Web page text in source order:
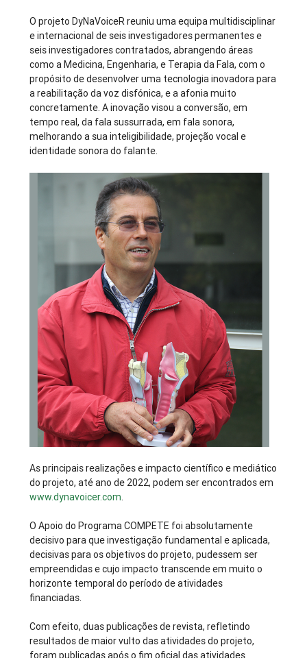
O projeto DyNaVoiceR reuniu uma equipa multidisciplinar
e internacional de seis investigadores permanentes e
seis investigadores contratados, abrangendo áreas
como a Medicina, Engenharia, e Terapia da Fala, com o
propósito de desenvolver uma tecnologia inovadora para
a reabilitação da voz disfónica, e a afonia muito
concretamente. A inovação visou a conversão, em
tempo real, da fala sussurrada, em fala sonora,
melhorando a sua inteligibilidade, projeção vocal e
identidade sonora do falante.
As principais realizações e impacto científico e mediático
do projeto, até ano de 2022, podem ser encontrados em
www.dynavoicer.com.
O Apoio do Programa COMPETE foi absolutamente
decisivo para que investigação fundamental e aplicada,
decisivas para os objetivos do projeto, pudessem ser
empreendidas e cujo impacto transcende em muito o
horizonte temporal do período de atividades
financiadas.
Com efeito, duas publicações de revista, refletindo
resultados de maior vulto das atividades do projeto,